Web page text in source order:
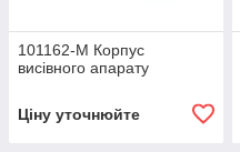
101162-M Корпус
висівного апарату
Ціну уточнюйте